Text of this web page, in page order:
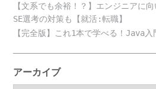
【文系でも余裕！？】エンジニアに
SE選考の対策も【就活:転職】
【完全版】これ1本で学べる！Java入
アーカイブ